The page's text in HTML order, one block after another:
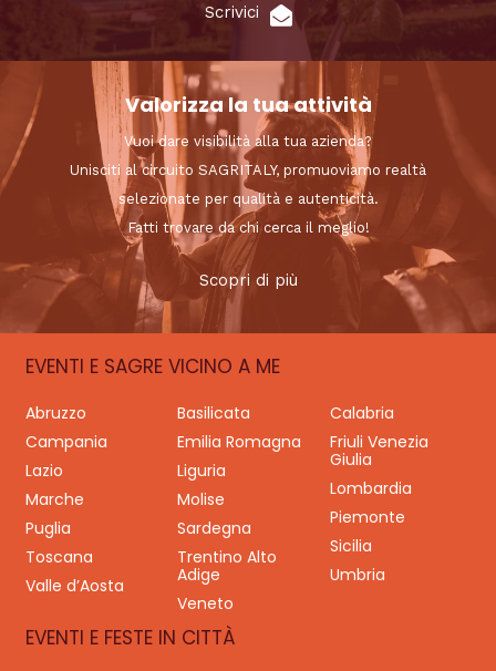
Scrivici
Valorizza la tua attività
Vuoi dare visibilità alla tua azienda?
Unisciti al circuito SAGRITALY, promuoviamo realtà
selezionate per qualità e autenticità.
Fatti trovare da chi cerca il meglio!
Scopri di più
EVENTI E SAGRE VICINO A ME
Abruzzo Basilicata
Calabria
Campania
Emilia Romagna
Friuli Venezia
Giulia
Lazio
Liguria
Lombardia
Marche
Molise
Piemonte
Puglia
Sardegna
Sicilia
Toscana
Trentino Alto
Adige
Umbria
Valle d’Aosta
Veneto
EVENTI E FESTE IN CITTÀ